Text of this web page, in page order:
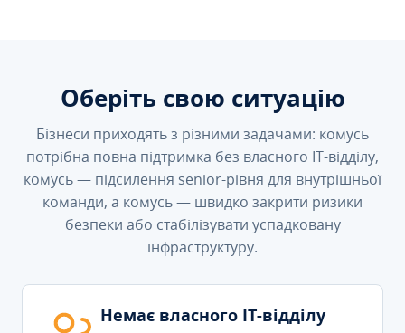
Оберіть свою ситуацію
Бізнеси приходять з різними задачами: комусь
потрібна повна підтримка без власного IT-відділу,
комусь — підсилення senior-рівня для внутрішньої
команди, а комусь — швидко закрити ризики
безпеки або стабілізувати успадковану
інфраструктуру.
Немає власного IT-відділу